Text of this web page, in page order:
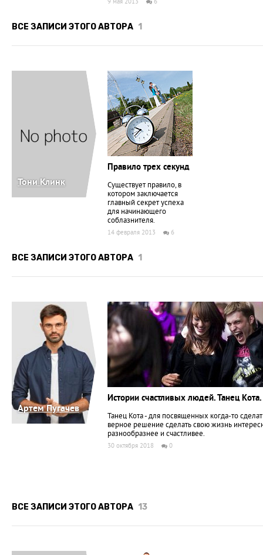
ВСЕ ЗАПИСИ ЭТОГО АВТОРА 1
Тони Клинк
Правило трех секунд
Существует правило, в
котором заключается
главный секрет успеха
для начинающего
соблазнителя.
14 февраля 2013 6
ВСЕ ЗАПИСИ ЭТОГО АВТОРА 1
Артем Пугачев
Истории счастливых людей. Танец Кота.
Танец Кота - для посвященных когда-то
верное решение сделать свою жизнь
разнообразнее и счастливее.
30 октября 2018 0
ВСЕ ЗАПИСИ ЭТОГО АВТОРА 13